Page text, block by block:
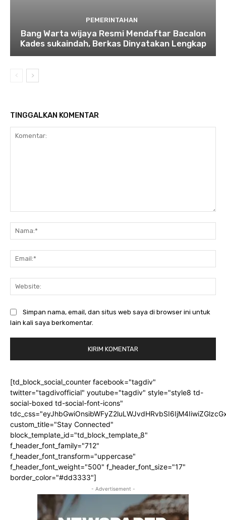
PEMERINTAHAN
Bang Warta wijaya Resmi Mendaftar Bacalon
Kades sukaindah, Berkas Dinyatakan Lengkap
TINGGALKAN KOMENTAR
Simpan nama, email, dan situs web saya di browser ini untuk
lain kali saya berkomentar.
[td_block_social_counter facebook="tagdiv"
twitter="tagdivofficial" youtube="tagdiv" style="style8 td-
social-boxed td-social-font-icons"
custom_title="Stay Connected"
block_template_id="td_block_template_8"
f_header_font_family="712"
f_header_font_transform="uppercase"
f_header_font_weight="500" f_header_font_size="17"
border_color="#dd3333"]
- Advertisement -